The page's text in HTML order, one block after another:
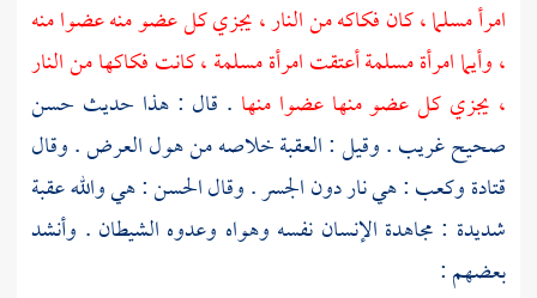
امرأ مسلما ، كان فكاكه من النار ، يجزي كل عضو منه عضوا منه
، وأيما امرأة مسلمة أعتقت امرأة مسلمة ، كانت فكاكها من النار
، يجزي كل عضو منها عضوا منها . قال : هذا حديث حسن
صحيح غريب . وقيل : العقبة خلاصه من هول العرض . وقال
قتادةوكعب: هي نار دون الجسر . وقالالحسن: هي والله عقبة
شديدة : مجاهدة الإنسان نفسه وهواه وعدوه الشيطان . وأنشد
بعضهم :